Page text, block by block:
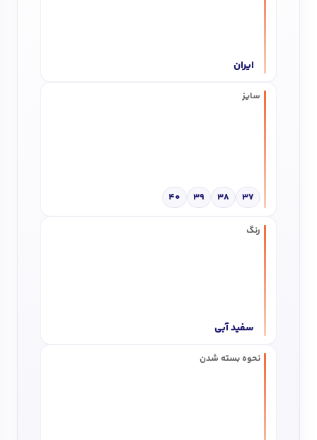
ایران
سایز
37
38
39
40
رنگ
سفید آبی
نحوه بسته شدن